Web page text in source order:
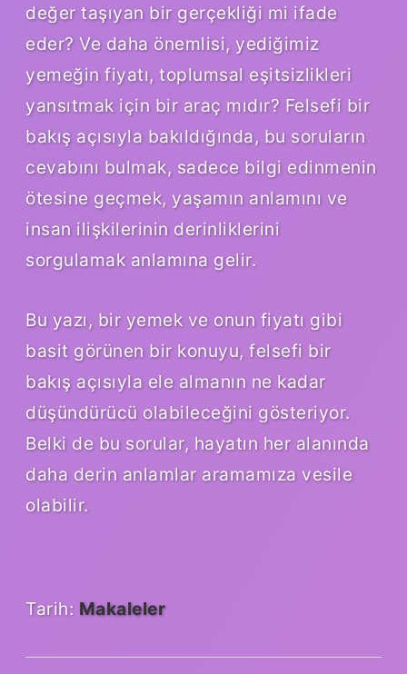
değer taşıyan bir gerçekliği mi ifade
eder? Ve daha önemlisi, yediğimiz
yemeğin fiyatı, toplumsal eşitsizlikleri
yansıtmak için bir araç mıdır? Felsefi bir
bakış açısıyla bakıldığında, bu soruların
cevabını bulmak, sadece bilgi edinmenin
ötesine geçmek, yaşamın anlamını ve
insan ilişkilerinin derinliklerini
sorgulamak anlamına gelir.
Bu yazı, bir yemek ve onun fiyatı gibi
basit görünen bir konuyu, felsefi bir
bakış açısıyla ele almanın ne kadar
düşündürücü olabileceğini gösteriyor.
Belki de bu sorular, hayatın her alanında
daha derin anlamlar aramamıza vesile
olabilir.
Tarih: Makaleler